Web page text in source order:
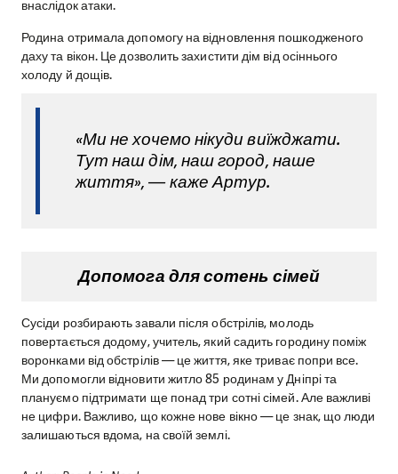
внаслідок атаки.
Родина отримала допомогу на відновлення пошкодженого
даху та вікон. Це дозволить захистити дім від осіннього
холоду й дощів.
«Ми не хочемо нікуди виїжджати.
Тут наш дім, наш город, наше
життя», — каже Артур.
Допомога для сотень сімей
Сусіди розбирають завали після обстрілів, молодь
повертається додому, учитель, який садить городину поміж
воронками від обстрілів — це життя, яке триває попри все.
Ми допомогли відновити житло 85 родинам у Дніпрі та
плануємо підтримати ще понад три сотні сімей. Але важливі
не цифри. Важливо, що кожне нове вікно — це знак, що люди
залишаються вдома, на своїй землі.